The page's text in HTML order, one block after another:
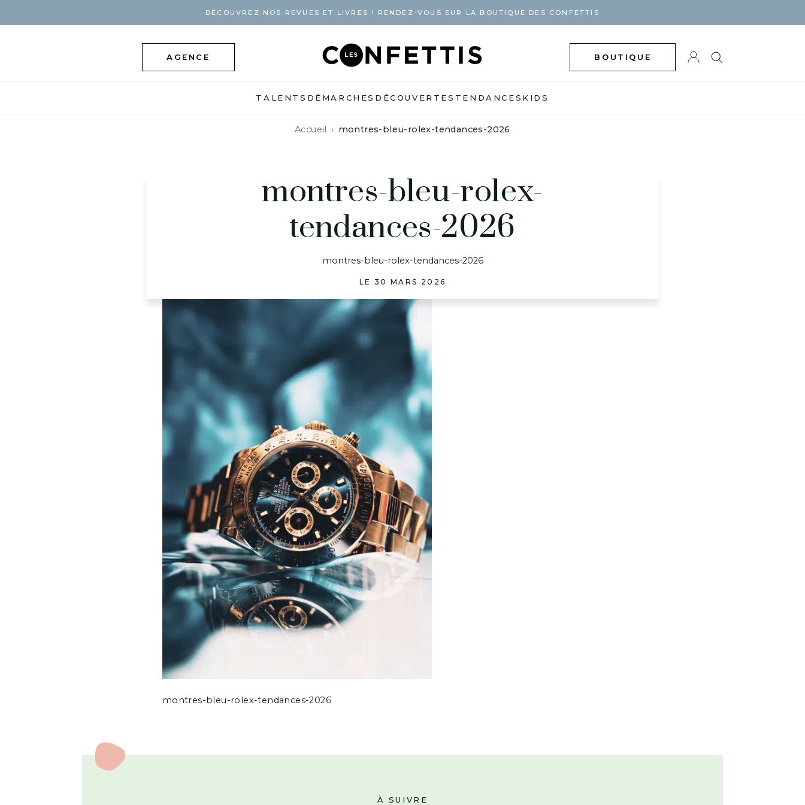
DÉCOUVREZ NOS REVUES ET LIVRES ! RENDEZ-VOUS SUR LA BOUTIQUE DES CONFETTIS
AGENCE BOUTIQUE
TALENTS DÉMARCHES DÉCOUVERTES TENDANCES KIDS
Accueil montres-bleu-rolex-tendances-2026
montres-bleu-rolex-
tendances-2026
montres-bleu-rolex-tendances-2026
LE 30 MARS 2026
montres-bleu-rolex-tendances-2026
À SUIVRE